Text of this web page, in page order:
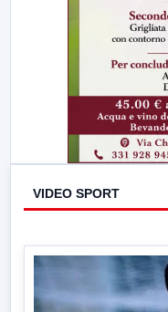
VIDEO SPORT